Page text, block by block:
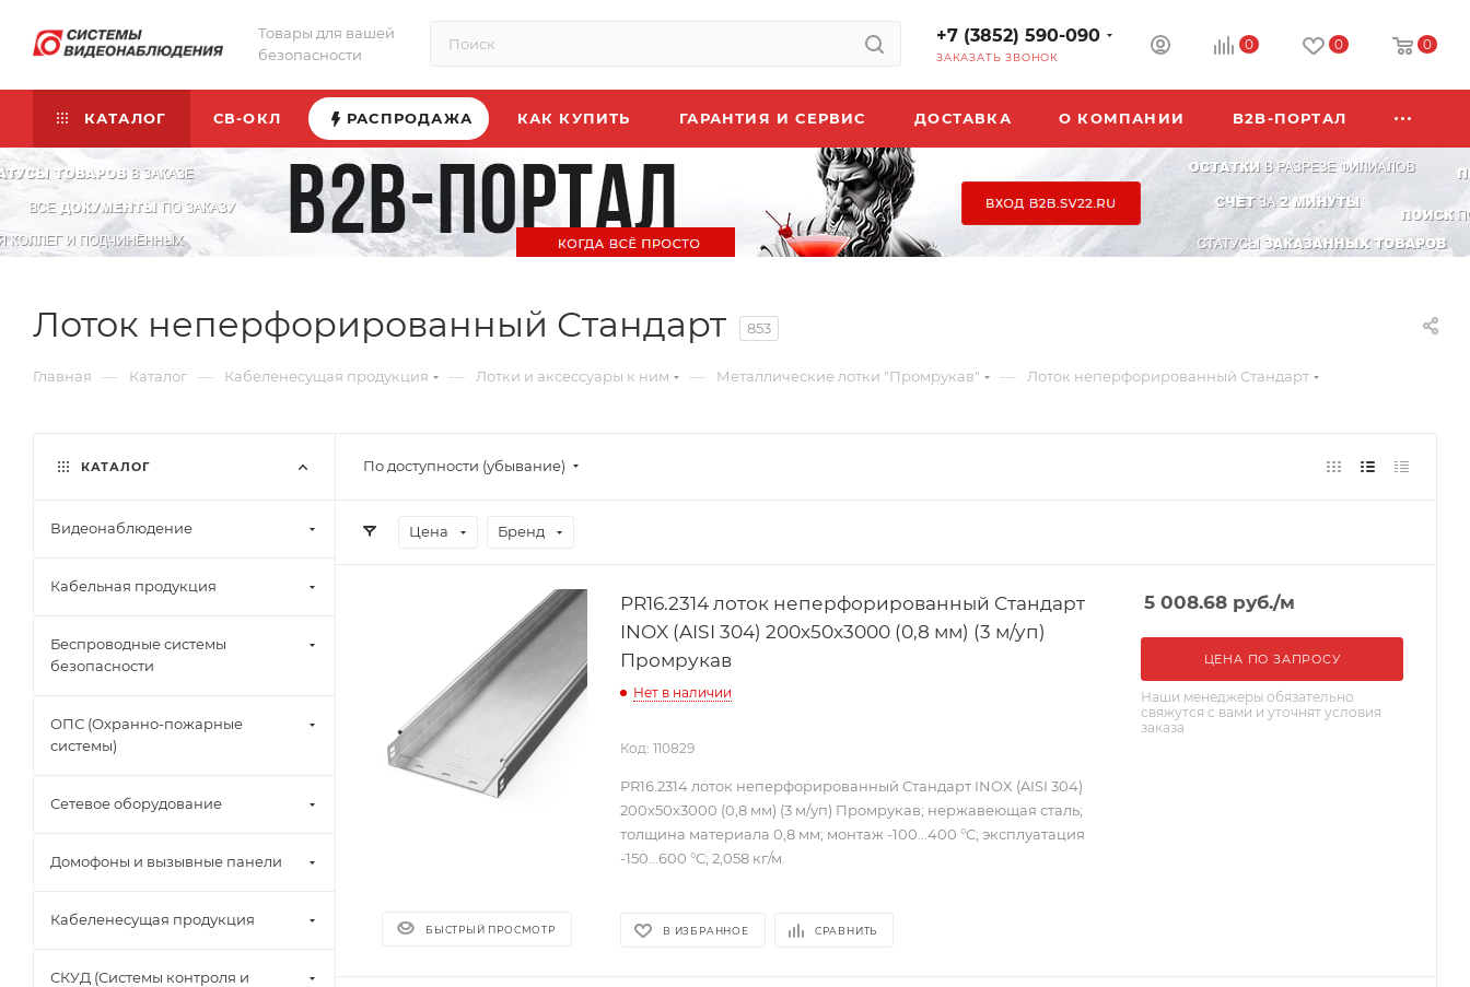
Товары для вашей
безопасности
+7 (3852) 590-090
ЗАКАЗАТЬ ЗВОНОК
0 0 0
КАТАЛОГ СВ-ОКЛ РАСПРОДАЖА КАК КУПИТЬ ГАРАНТИЯ И СЕРВИС ДОСТАВКА О КОМПАНИИ B2B-ПОРТАЛ
Лоток неперфорированный Стандарт 853
Главная — Каталог — Кабеленесущая продукция — Лотки и аксессуары к ним — Металлические лотки "Промрукав" — Лоток неперфорированный Стандарт
По доступности (убывание)
Цена Бренд
БЫСТРЫЙ ПРОСМОТР
PR16.2314 лоток неперфорированный Стандарт
INOX (AISI 304) 200х50х3000 (0,8 мм) (3 м/уп)
Промрукав
Нет в наличии
Код: 110829
PR16.2314 лоток неперфорированный Стандарт INOX (AISI 304)
200х50х3000 (0,8 мм) (3 м/уп) Промрукав; нержавеющая сталь;
толщина материала 0,8 мм; монтаж -100...400 °C; эксплуатация
-150...600 °C; 2,058 кг/м.
В ИЗБРАННОЕ СРАВНИТЬ
5 008.68 руб./м
ЦЕНА ПО ЗАПРОСУ
Наши менеджеры обязательно
свяжутся с вами и уточнят условия
заказа
КАТАЛОГ
Видеонаблюдение
Кабельная продукция
Беспроводные системы
безопасности
ОПС (Охранно-пожарные
системы)
Сетевое оборудование
Домофоны и вызывные панели
Кабеленесущая продукция
СКУД (Системы контроля и